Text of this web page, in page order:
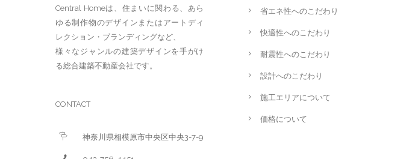
Central Homeは、住まいに関わる、あら
ゆる制作物のデザインまたはアートディ
レクション・ブランディングなど、
様々なジャンルの建築デザインを手がけ
る総合建築不動産会社です。
CONTACT
神奈川県相模原市中央区中央3-7-9
省エネ性へのこだわり
快適性へのこだわり
耐震性へのこだわり
設計へのこだわり
施工エリアについて
価格について